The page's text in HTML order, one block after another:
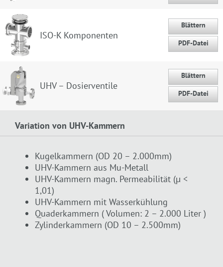
ISO-K Komponenten
Blättern
PDF-Datei
UHV – Dosierventile
Blättern
PDF-Datei
Variation von UHV-Kammern
Kugelkammern (OD 20 – 2.000mm)
UHV-Kammern aus Mu-Metall
UHV-Kammern magn. Permeabilität (µ <
1,01)
UHV-Kammern mit Wasserkühlung
Quaderkammern ( Volumen: 2 – 2.000 Liter )
Zylinderkammern (OD 10 – 2.500mm)